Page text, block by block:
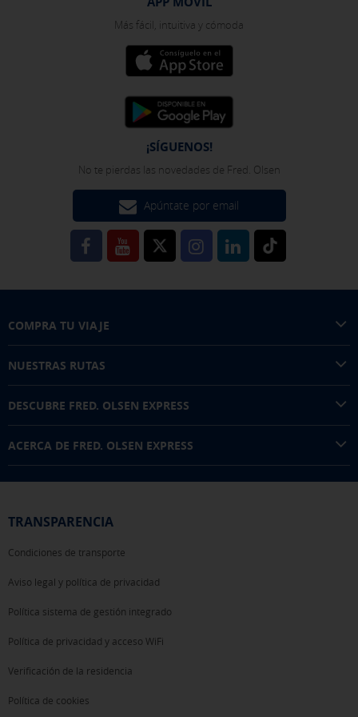
Más fácil, intuitiva y cómoda
¡SÍGUENOS!
No te pierdas las novedades de Fred. Olsen
Apúntate por email
COMPRA TU VIAJE
NUESTRAS RUTAS
DESCUBRE FRED. OLSEN EXPRESS
ACERCA DE FRED. OLSEN EXPRESS
TRANSPARENCIA
Condiciones de transporte
Aviso legal y política de privacidad
Política sistema de gestión integrado
Política de privacidad y acceso WiFi
Verificación de la residencia
Política de cookies
GUARDAR CONFIGURACIÓN
Puedes volver a configurar tus cookies desde la sección "Política de